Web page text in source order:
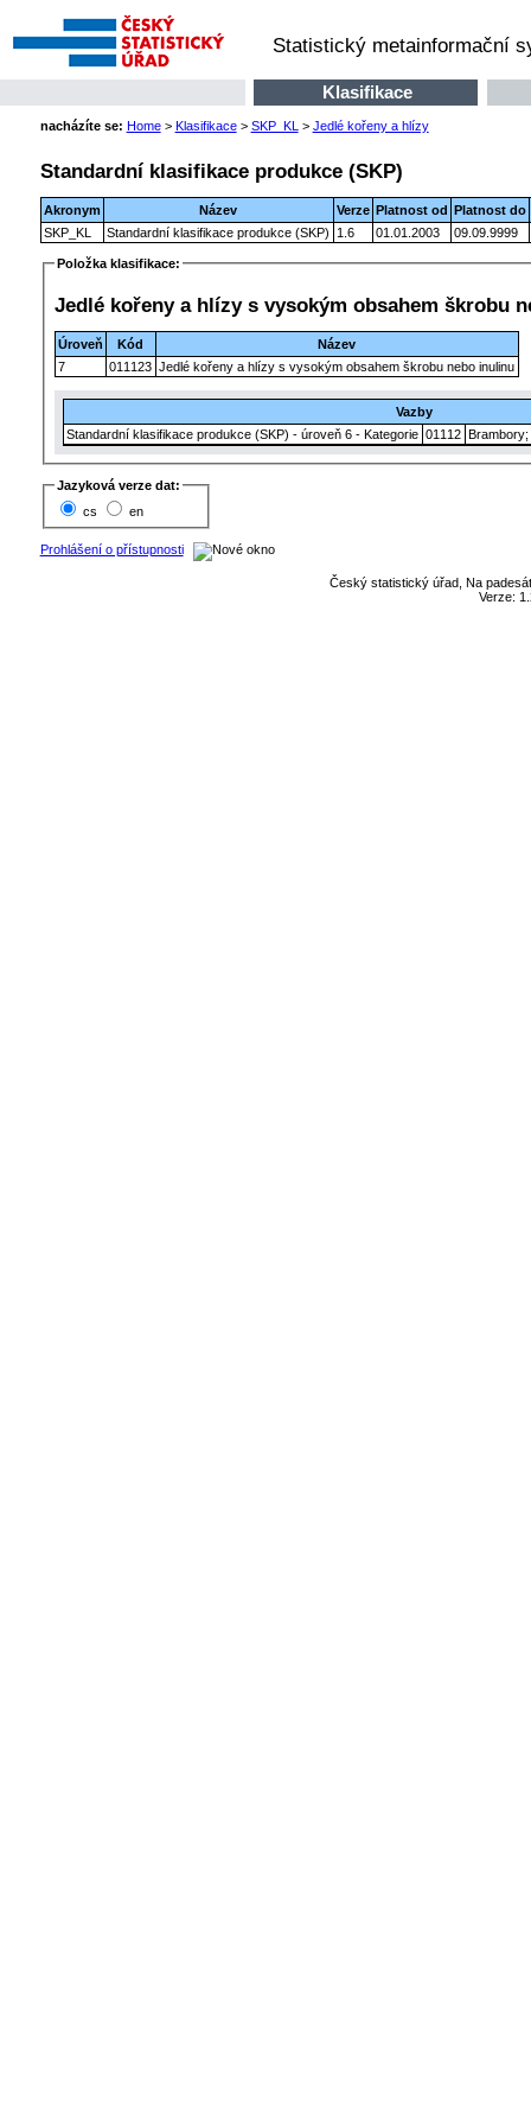
Statistický metainformační
Klasifikace
nacházíte se: Home> Klasifikace> SKP_KL > Jedlé kořeny a hlízy
Standardní klasifikace produkce (SKP)
Akronym Název Verze Platnost od Platnost do
SKP_KL
Standardní klasifikace produkce (SKP) 1.6 01.01.2003 09.09.9999
Položka klasifikace:
Jedlé kořeny a hlízy s vysokým obsahem škrobu
Úroveň Kód
Název
7
011123 Jedlé kořeny a hlízy s vysokým obsahem škrobu nebo inulinu
Vazby
Standardní klasifikace produkce (SKP) - úroveň 6 - Kategorie 01112
Jazyková verze dat:
cs
en
Prohlášení o přístupnosti
Český statistický úřad, Na
Verze: